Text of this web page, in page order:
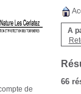
A
66
de